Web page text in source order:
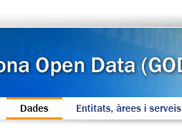
Dades Entitats, àrees i serveis